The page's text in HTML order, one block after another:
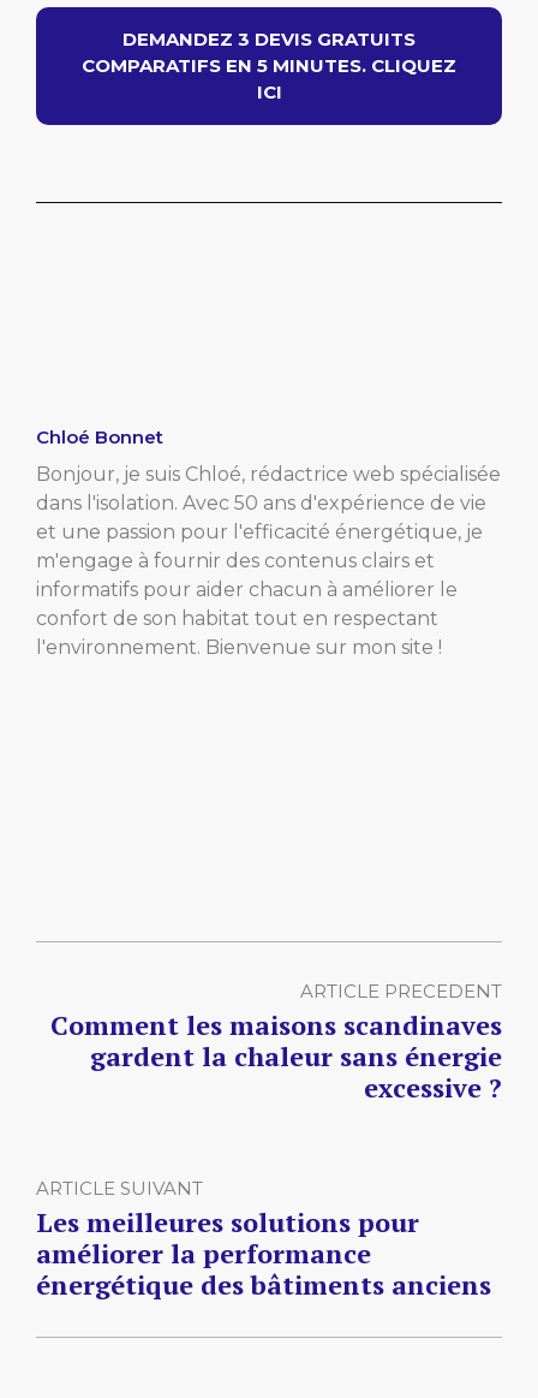
DEMANDEZ 3 DEVIS GRATUITS
COMPARATIFS EN 5 MINUTES. CLIQUEZ
ICI
Chloé Bonnet
Bonjour, je suis Chloé, rédactrice web spécialisée
dans l'isolation. Avec 50 ans d'expérience de vie
et une passion pour l'efficacité énergétique, je
m'engage à fournir des contenus clairs et
informatifs pour aider chacun à améliorer le
confort de son habitat tout en respectant
l'environnement. Bienvenue sur mon site !
ARTICLE PRECEDENT
Comment les maisons scandinaves
gardent la chaleur sans énergie
excessive ?
ARTICLE SUIVANT
Les meilleures solutions pour
améliorer la performance
énergétique des bâtiments anciens